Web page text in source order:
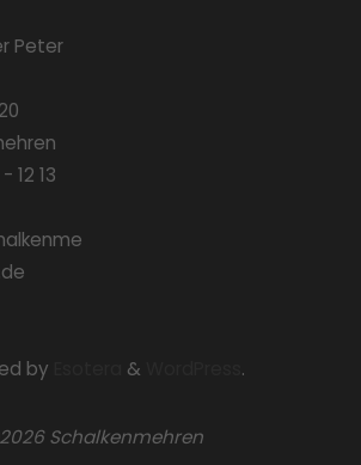
Peter
12 13
by & .
Schalkenmehren